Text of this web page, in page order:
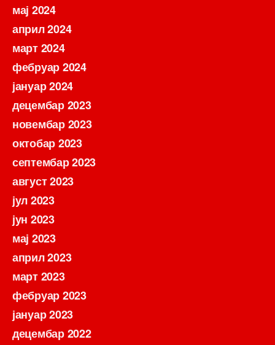
мај 2024
април 2024
март 2024
фебруар 2024
јануар 2024
децембар 2023
новембар 2023
октобар 2023
септембар 2023
август 2023
јул 2023
јун 2023
мај 2023
април 2023
март 2023
фебруар 2023
јануар 2023
децембар 2022